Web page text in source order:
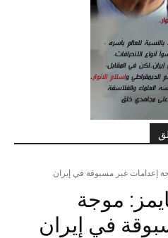
إعدامات غير مسبوقة في إيران
موجة
في إيران